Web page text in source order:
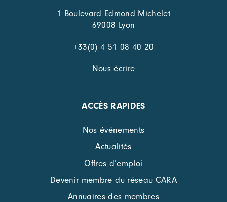
1 Boulevard Edmond Michelet
69008 Lyon
+33(0) 4 51 08 40 20
Nous écrire
ACCÈS RAPIDES
Nos événements
Actualités
Offres d’emploi
Devenir membre du réseau CARA
Annuaires des membres